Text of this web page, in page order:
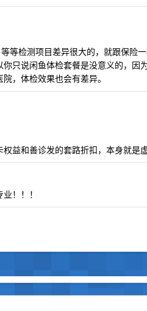
等检测项目差异很大的，就跟保险一
只说闲鱼体检套餐是没意义的，因
，体检效果也会有差异。
益和善诊发的套路折扣，本身就是
！！！